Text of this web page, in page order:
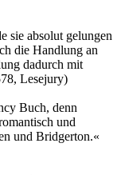
sie absolut gelungen
die Handlung an
dadurch mit
Lesejury)
Buch, denn
und
und Bridgerton.«